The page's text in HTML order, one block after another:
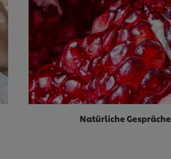
Natürliche Gespräche